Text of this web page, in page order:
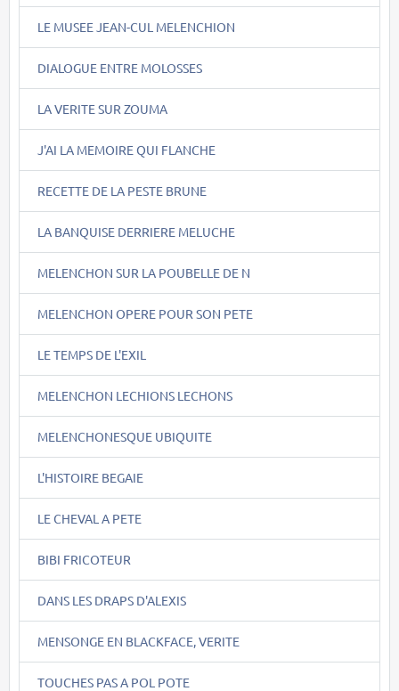
LE MUSEE JEAN-CUL MELENCHION
DIALOGUE ENTRE MOLOSSES
LA VERITE SUR ZOUMA
J'AI LA MEMOIRE QUI FLANCHE
RECETTE DE LA PESTE BRUNE
LA BANQUISE DERRIERE MELUCHE
MELENCHON SUR LA POUBELLE DE N
MELENCHON OPERE POUR SON PETE
LE TEMPS DE L'EXIL
MELENCHON LECHIONS LECHONS
MELENCHONESQUE UBIQUITE
L'HISTOIRE BEGAIE
LE CHEVAL A PETE
BIBI FRICOTEUR
DANS LES DRAPS D'ALEXIS
MENSONGE EN BLACKFACE, VERITE
TOUCHES PAS A POL POTE